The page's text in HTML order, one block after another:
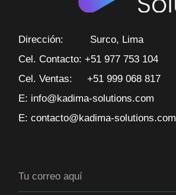
Dirección: Surco, Lima
Cel. Contacto: +51 977 753 104
Cel. Ventas: +51 999 068 817
E: info@kadima-solutions.com
E: contacto@kadima-solutions.com